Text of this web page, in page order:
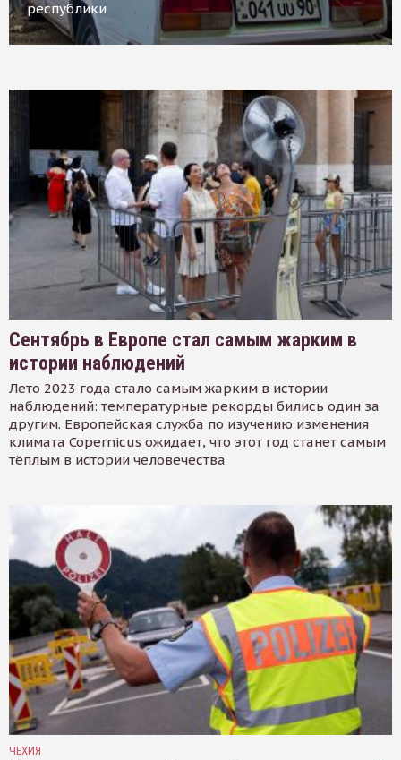
республики
Сентябрь в Европе стал самым жарким в
истории наблюдений
Лето 2023 года стало самым жарким в истории
наблюдений: температурные рекорды бились один за
другим. Европейская служба по изучению изменения
климата Copernicus ожидает, что этот год станет самым
тёплым в истории человечества
ЧЕХИЯ